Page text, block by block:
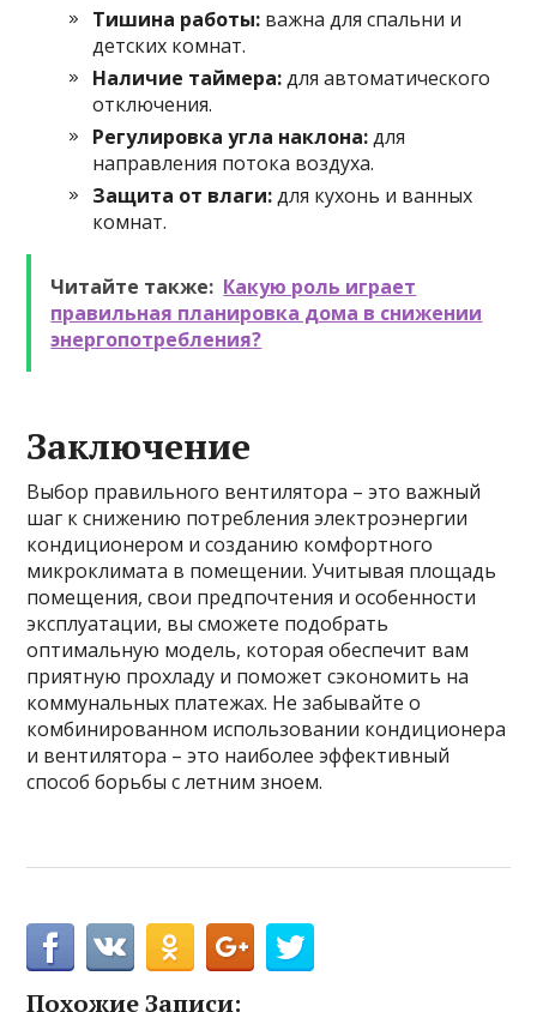
Тишина работы: важна для спальни и
детских комнат.
Наличие таймера:для автоматического
отключения.
Регулировка угла наклона:для
направления потока воздуха.
Защита от влаги:для кухонь и ванных
комнат.
Читайте также: Какую роль играет
правильная планировка дома в снижении
энергопотребления?
Заключение
Выбор правильного вентилятора – это важный
шаг к снижению потребления электроэнергии
кондиционером и созданию комфортного
микроклимата в помещении. Учитывая площадь
помещения, свои предпочтения и особенности
эксплуатации, вы сможете подобрать
оптимальную модель, которая обеспечит вам
приятную прохладу и поможет сэкономить на
коммунальных платежах. Не забывайте о
комбинированном использовании кондиционера
и вентилятора – это наиболее эффективный
способ борьбы с летним зноем.
Похожие Записи: